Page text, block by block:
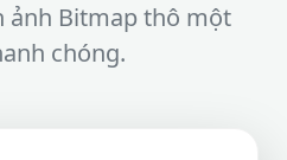
ảnh Bitmap thô một
chóng.